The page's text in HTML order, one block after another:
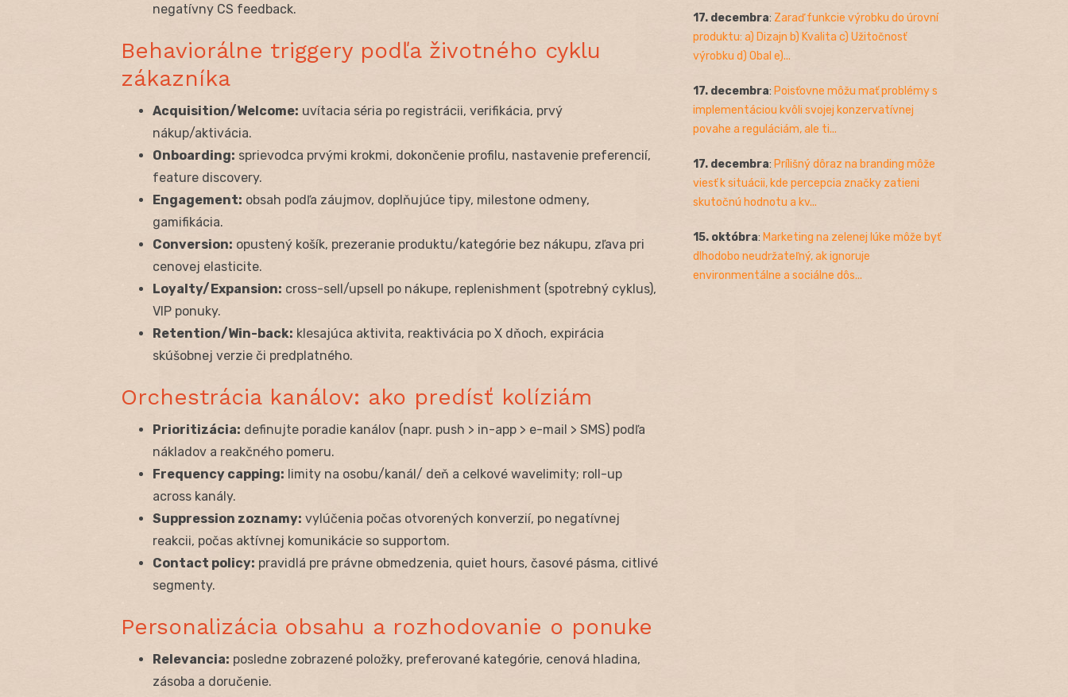
negatívny CS feedback.
Behaviorálne triggery podľa životného cyklu
zákazníka
Acquisition/Welcome: uvítacia séria po registrácii, verifikácia, prvý
nákup/aktivácia.
Onboarding: sprievodca prvými krokmi, dokončenie profilu, nastavenie preferencií,
feature discovery.
Engagement: obsah podľa záujmov, doplňujúce tipy, milestone odmeny,
gamifikácia.
Conversion: opustený košík, prezeranie produktu/kategórie bez nákupu, zľava pri
cenovej elasticite.
Loyalty/Expansion: cross-sell/upsell po nákupe, replenishment (spotrebný cyklus),
VIP ponuky.
Retention/Win-back: klesajúca aktivita, reaktivácia po X dňoch, expirácia
skúšobnej verzie či predplatného.
Orchestrácia kanálov: ako predísť kolíziám
Prioritizácia: definujte poradie kanálov (napr. push > in-app > e-mail > SMS) podľa
nákladov a reakčného pomeru.
Frequency capping: limity na osobu/kanál/ deň a celkové wavelimity; roll-up
across kanály.
Suppression zoznamy: vylúčenia počas otvorených konverzií, po negatívnej
reakcii, počas aktívnej komunikácie so supportom.
Contact policy: pravidlá pre právne obmedzenia, quiet hours, časové pásma, citlivé
segmenty.
Personalizácia obsahu a rozhodovanie o ponuke
Relevancia: posledne zobrazené položky, preferované kategórie, cenová hladina,
zásoba a doručenie.
17. decembra: Zaraď funkcie výrobku do úrovní
produktu: a) Dizajn b) Kvalita c) Užitočnosť
výrobku d) Obal e)...
17. decembra: Poisťovne môžu mať problémy s
implementáciou kvôli svojej konzervatívnej
povahe a reguláciám, ale ti...
17. decembra: Prílišný dôraz na branding môže
viesť k situácii, kde percepcia značky zatieni
skutočnú hodnotu a kv...
15. októbra: Marketing na zelenej lúke môže byť
dlhodobo neudržateľný, ak ignoruje
environmentálne a sociálne dôs...